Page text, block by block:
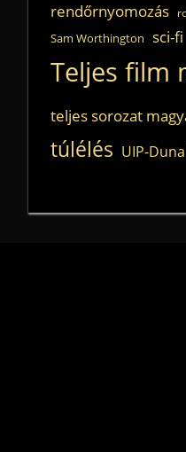
rendőrnyomozás
Sam Worthington sci-fi
Teljes film
teljes sorozat
túlélés UIP-